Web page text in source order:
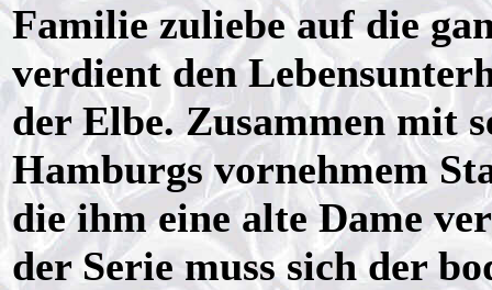
Familie zuliebe auf die
verdient den
der Elbe. Zusammen mit
Hamburgs vornehmem
die ihm eine alte Dame
der Serie muss sich der